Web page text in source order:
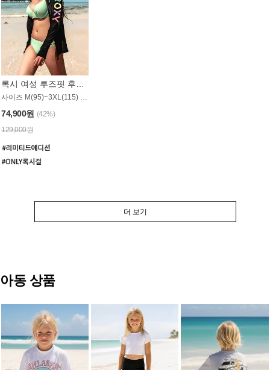
록시 여성 루즈핏 후드 래쉬가드 WT900BRX
사이즈 M(95)~3XL(115) / 롱기장 타입
74,900원 (42%)
129,000원
더 보기
아동 상품